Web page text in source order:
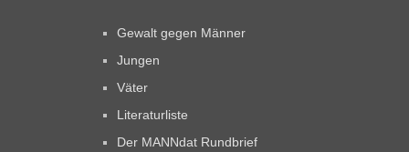
Gewalt gegen Männer
Jungen
Väter
Literaturliste
Der MANNdat Rundbrief